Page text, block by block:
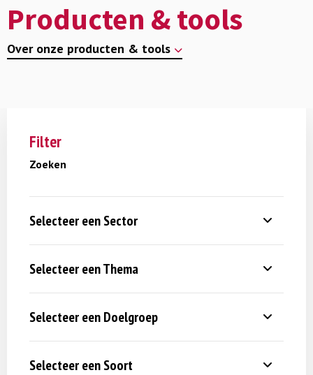
Producten & tools
Over onze producten & tools
Filter
Zoeken
Selecteer een Sector
Selecteer een Thema
Selecteer een Doelgroep
Selecteer een Soort